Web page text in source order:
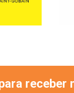
receber